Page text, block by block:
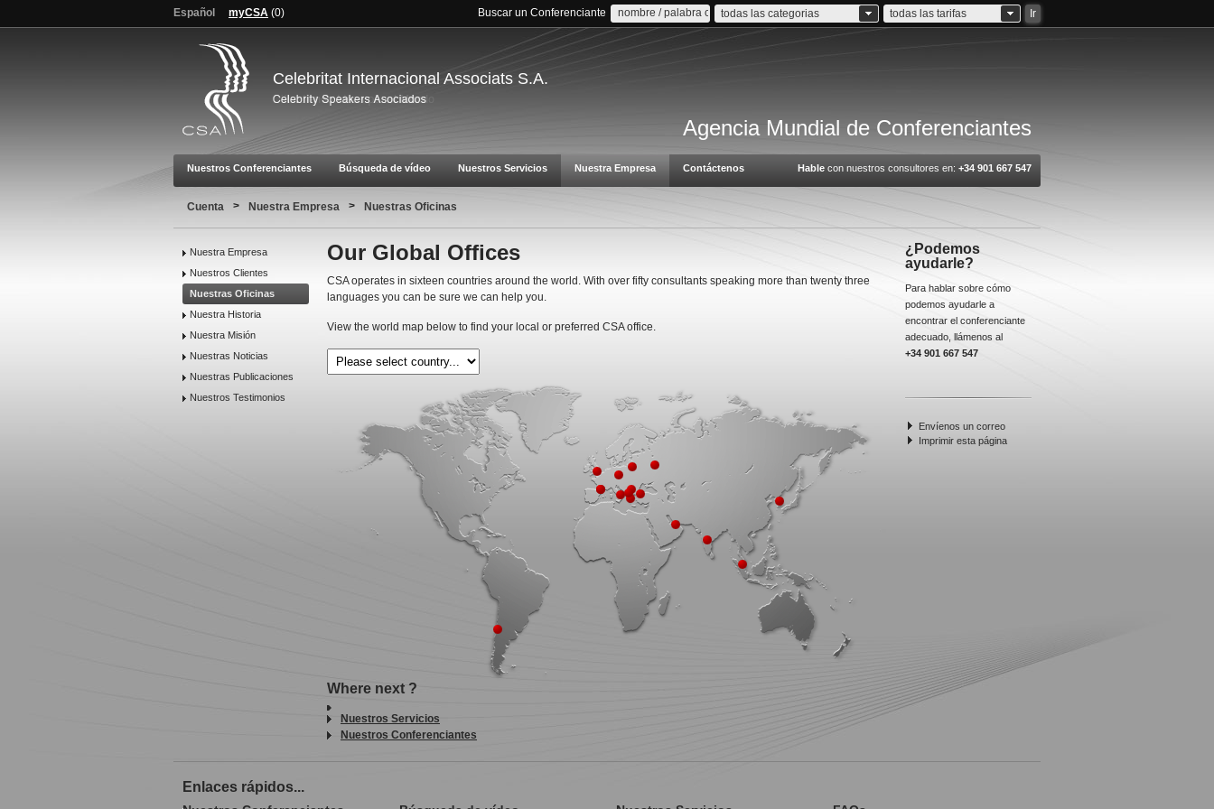
Español myCSA (0) Buscar un Conferenciante todas las categorias todas las tarifas Ir
Celebritat Internacional Associats S.A.
Agencia Mundial de Conferenciantes
Nuestros Conferenciantes Búsqueda de vídeo Nuestros Servicios Nuestra Empresa Contáctenos Hable con nuestros consultores en: +34 901 667 547
Cuenta > Nuestra Empresa > Nuestras Oficinas
Nuestra Empresa
Nuestros Clientes
Nuestras Oficinas
Nuestra Historia
Nuestra Misión
Nuestras Noticias
Nuestras Publicaciones
Nuestros Testimonios
Our Global Offices
CSA operates in sixteen countries around the world. With over fifty consultants speaking more than twenty three
languages you can be sure we can help you.
View the world map below to find your local or preferred CSA office.
Where next ?
Nuestros Servicios
Nuestros Conferenciantes
¿Podemos
ayudarle?
Para hablar sobre cómo
podemos ayudarle a
encontrar el conferenciante
adecuado, llámenos al
+34 901 667 547
Envíenos un correo
Imprimir esta página
Enlaces rápidos...